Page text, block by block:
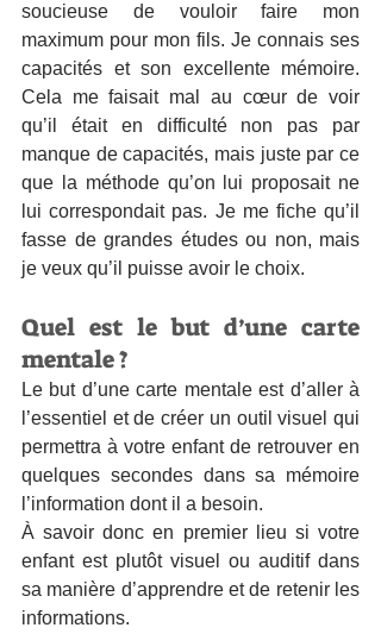
soucieuse de vouloir faire mon
maximum pour mon fils. Je connais ses
capacités et son excellente mémoire.
Cela me faisait mal au cœur de voir
qu’il était en difficulté non pas par
manque de capacités, mais juste par ce
que la méthode qu’on lui proposait ne
lui correspondait pas. Je me fiche qu’il
fasse de grandes études ou non, mais
je veux qu’il puisse avoir le choix.
Quel est le but d’une carte
mentale ?
Le but d’une carte mentale est d’aller à
l’essentiel et de créer un outil visuel qui
permettra à votre enfant de retrouver en
quelques secondes dans sa mémoire
l’information dont il a besoin.
À savoir donc en premier lieu si votre
enfant est plutôt visuel ou auditif dans
sa manière d’apprendre et de retenir les
informations.